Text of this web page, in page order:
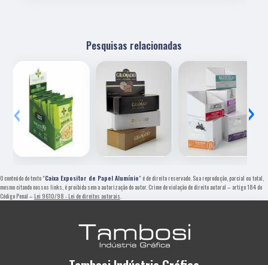
Pesquisas relacionadas
‹ ›
O conteúdo do texto "Caixa Expositor de Papel Alumínio" é de direito reservado. Sua reprodução, parcial ou total,
mesmo citando nossos links, é proibida sem a autorização do autor. Crime de violação de direito autoral – artigo 184 do
Código Penal – Lei 9610/98 - Lei de direitos autorais